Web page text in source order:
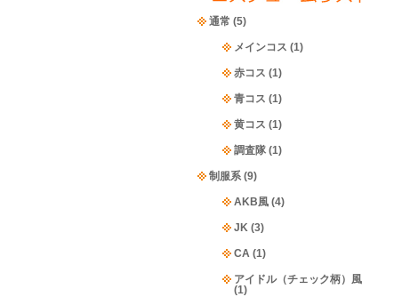
通常 (5)
メインコス (1)
赤コス (1)
青コス (1)
黄コス (1)
調査隊 (1)
制服系 (9)
AKB風 (4)
JK (3)
CA (1)
アイドル（チェック柄）風
(1)